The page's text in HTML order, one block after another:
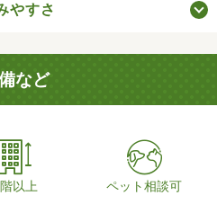
やすさ
など
以上 ペット相談可